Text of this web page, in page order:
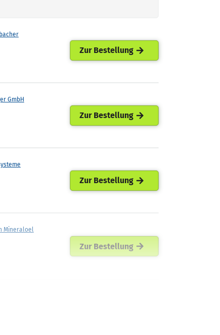
Zur Bestellung
GmbH
Zur Bestellung
Zur Bestellung
Mineraloel
Zur Bestellung